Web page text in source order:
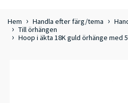
Hem Handla efter färg/tema
Till örhängen
Hoop i äkta 18K guld örhänge med